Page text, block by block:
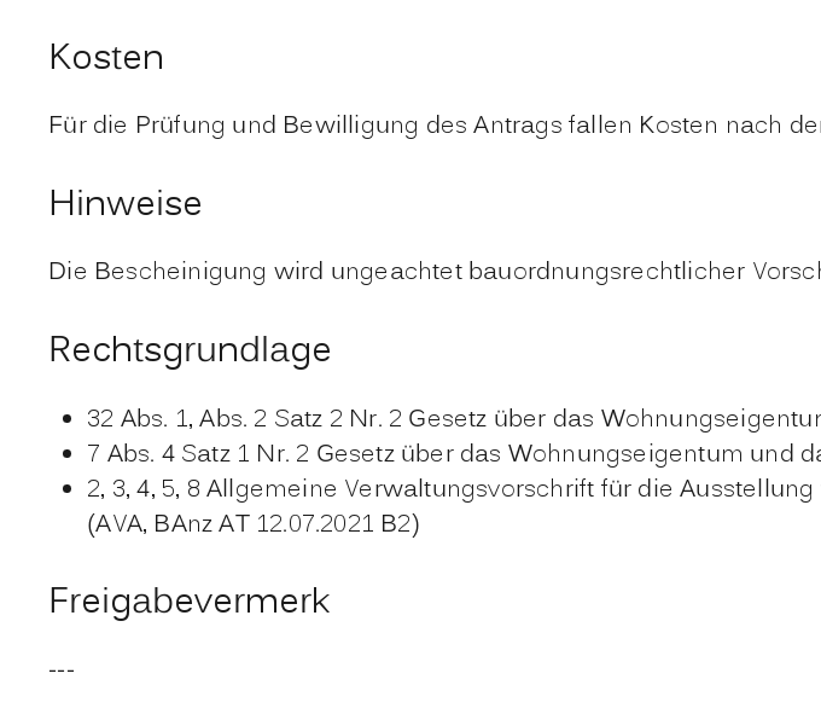
Kosten
Für die Prüfung und Bewilligung des Antrags fallen Kosten nach
Hinweise
Die Bescheinigung wird ungeachtet bauordnungsrechtlicher
Rechtsgrundlage
32 Abs. 1, Abs. 2 Satz 2 Nr. 2 Gesetz über das
7 Abs. 4 Satz 1 Nr. 2 Gesetz über das Wohnungseigentum und
2, 3, 4, 5, 8 Allgemeine Verwaltungsvorschrift für die
(AVA, BAnz AT 12.07.2021 B2)
Freigabevermerk
---